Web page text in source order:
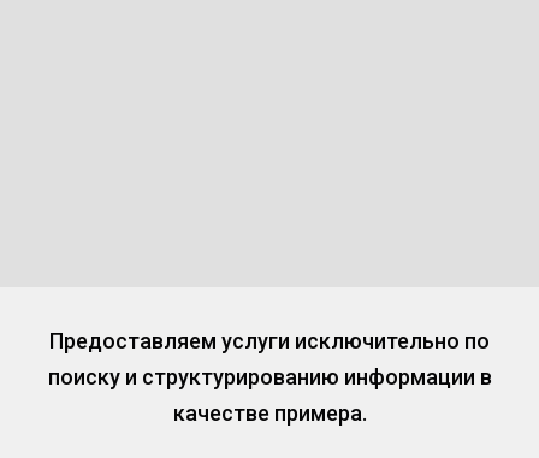
Предоставляем услуги исключительно по
поиску и структурированию информации в
качестве примера.